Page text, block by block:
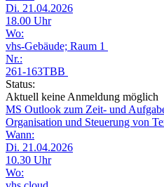
Di. 21.04.2026
18.00 Uhr
Wo:
vhs-Gebäude; Raum 1
Nr.:
261-163TBB
Status:
Aktuell keine Anmeldung möglich
MS Outlook zum Zeit- und
Organisation und Steuerung von
Wann:
Di. 21.04.2026
10.30 Uhr
Wo: